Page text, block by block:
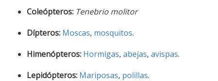
Coleópteros: Tenebrio molitor
Dípteros: Moscas, mosquitos.
Himenópteros: Hormigas, abejas, avispas.
Lepidópteros: Mariposas, polillas.